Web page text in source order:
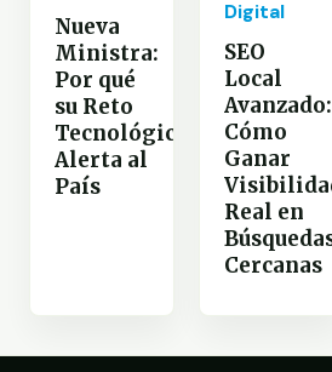
Nueva
Ministra:
Por qué
su Reto
Tecnológico
Alerta al
País
Digital
SEO
Local
Avanzado:
Cómo
Ganar
Real en
Cercanas